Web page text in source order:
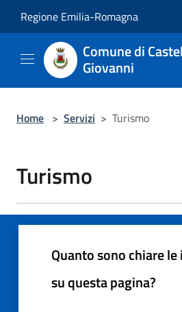
Regione Emilia-Romagna
Comune di
Giovanni
Home > Servizi > Turismo
Turismo
Quanto sono chiare
su questa pagina?